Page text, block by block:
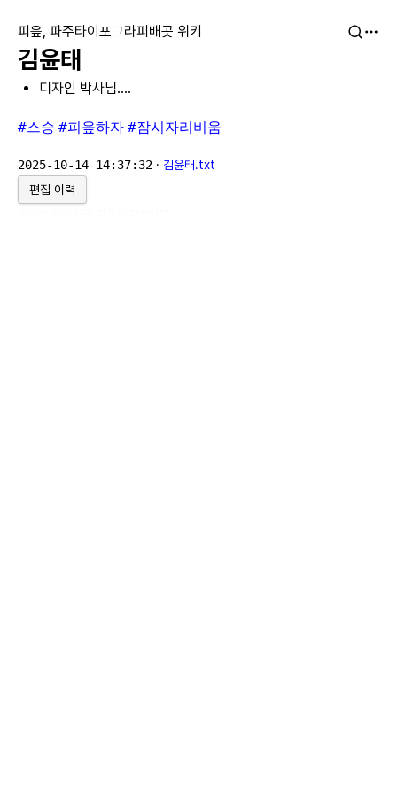
피읖, 파주타이포그라피배곳 위키
김윤태
디자인 박사님….
#스승 #피읖하자 #잠시자리비움
2025-10-14 14:37:32 · 김윤태.txt
편집 이력